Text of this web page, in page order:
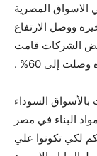
الاسواق المصرية
ووصل الارتفاع
بعض الشركات قامت
إلى 60% .
بالأسواق السوداء
البناء في مصر
لكي تكونوا علي